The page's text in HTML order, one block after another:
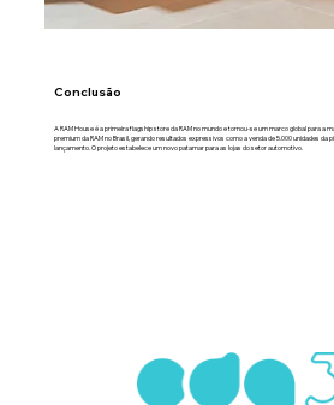
Conclusão
A RAM House é a primeira flagship store da RAM no mundo e tornou-se um marco global para a
premium da RAM no Brasil, gerando resultados expressivos como a venda de 5.000 unidades da
lançamento. O projeto estabelece um novo patamar para as lojas do setor automotivo.